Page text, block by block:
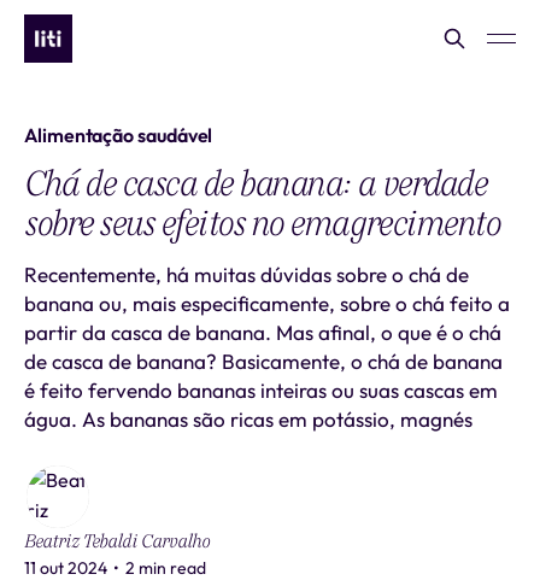
Alimentação saudável
Chá de casca de banana: a verdade
sobre seus efeitos no emagrecimento
Recentemente, há muitas dúvidas sobre o chá de
banana ou, mais especificamente, sobre o chá feito a
partir da casca de banana. Mas afinal, o que é o chá
de casca de banana? Basicamente, o chá de banana
é feito fervendo bananas inteiras ou suas cascas em
água. As bananas são ricas em potássio, magnés
Beatriz Tebaldi Carvalho
11 out 2024 • 2 min read